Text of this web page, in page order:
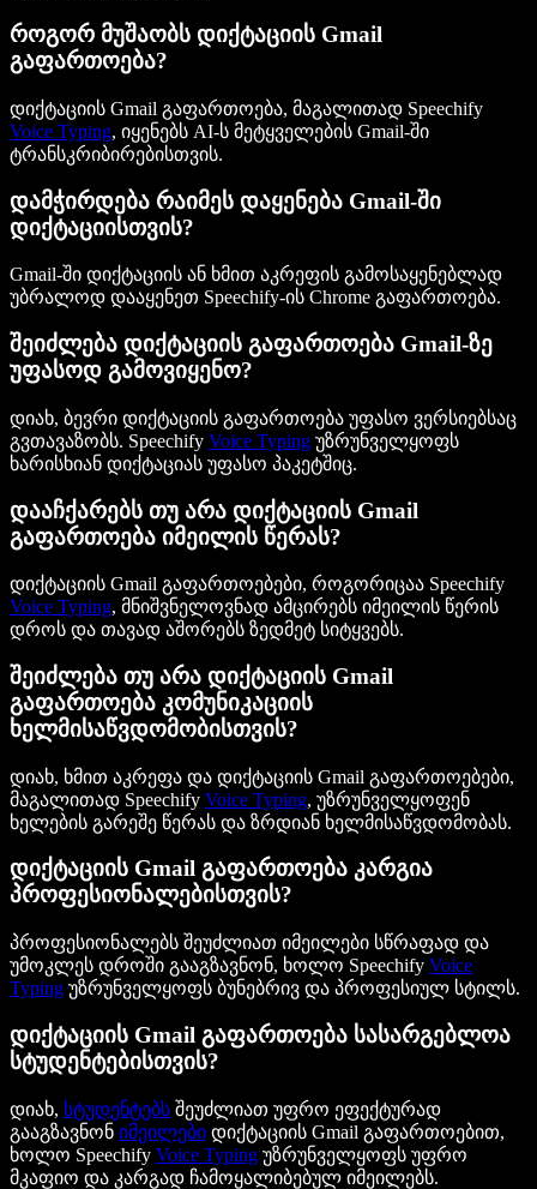
როგორ მუშაობს დიქტაციის Gmail
გაფართოება?
დიქტაციის Gmail გაფართოება, მაგალითად Speechify
Voice Typing, იყენებს AI-ს მეტყველების Gmail-ში
ტრანსკრიბირებისთვის.
დამჭირდება რაიმეს დაყენება Gmail-ში
დიქტაციისთვის?
Gmail-ში დიქტაციის ან ხმით აკრეფის გამოსაყენებლად
უბრალოდ დააყენეთ Speechify-ის Chrome გაფართოება.
შეიძლება დიქტაციის გაფართოება Gmail-ზე
უფასოდ გამოვიყენო?
დიახ, ბევრი დიქტაციის გაფართოება უფასო ვერსიებსაც
გვთავაზობს. Speechify Voice Typing უზრუნველყოფს
ხარისხიან დიქტაციას უფასო პაკეტშიც.
დააჩქარებს თუ არა დიქტაციის Gmail
გაფართოება იმეილის წერას?
დიქტაციის Gmail გაფართოებები, როგორიცაა Speechify
Voice Typing, მნიშვნელოვნად ამცირებს იმეილის წერის
დროს და თავად აშორებს ზედმეტ სიტყვებს.
შეიძლება თუ არა დიქტაციის Gmail
გაფართოება კომუნიკაციის
ხელმისაწვდომობისთვის?
დიახ, ხმით აკრეფა და დიქტაციის Gmail გაფართოებები,
მაგალითად Speechify Voice Typing, უზრუნველყოფენ
ხელების გარეშე წერას და ზრდიან ხელმისაწვდომობას.
დიქტაციის Gmail გაფართოება კარგია
პროფესიონალებისთვის?
პროფესიონალებს შეუძლიათ იმეილები სწრაფად და
უმოკლეს დროში გააგზავნონ, ხოლო Speechify Voice
Typing უზრუნველყოფს ბუნებრივ და პროფესიულ სტილს.
დიქტაციის Gmail გაფართოება სასარგებლოა
სტუდენტებისთვის?
დიახ, სტუდენტებს შეუძლიათ უფრო ეფექტურად
გააგზავნონ იმეილები დიქტაციის Gmail გაფართოებით,
ხოლო Speechify Voice Typing უზრუნველყოფს უფრო
მკაფიო და კარგად ჩამოყალიბებულ იმეილებს.